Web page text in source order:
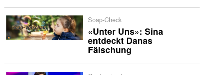
Soap-Check
«Unter Uns»: Sina
entdeckt Danas
Fälschung
Quotencheck